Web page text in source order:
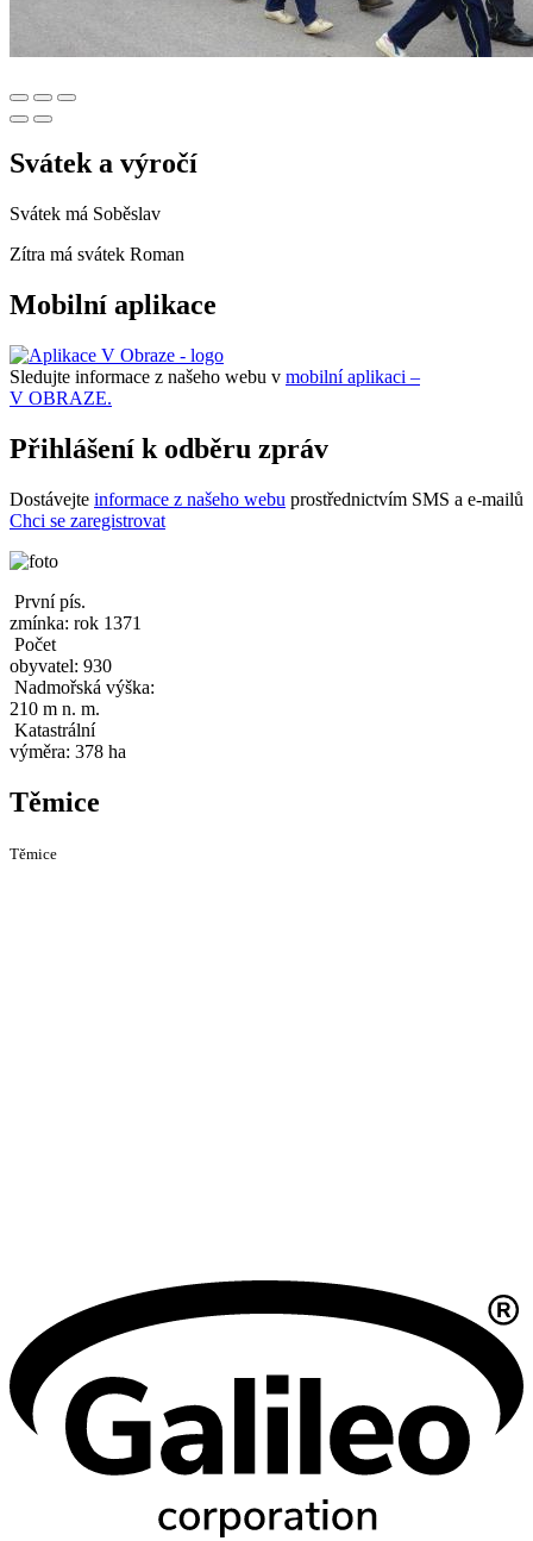
Svátek a výročí
Svátek má Soběslav
Zítra má svátek Roman
Mobilní aplikace
Sledujte informace z našeho webu v mobilní aplikaci –
V OBRAZE.
Přihlášení k odběru zpráv
Dostávejte informace z našeho webu prostřednictvím SMS a e-mailů
Chci se zaregistrovat
První pís.
zmínka: rok 1371
Počet
obyvatel: 930
Nadmořská výška:
210 m n. m.
Katastrální
výměra: 378 ha
Těmice
Těmice